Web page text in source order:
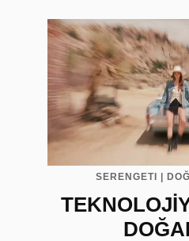
SERENGETI |